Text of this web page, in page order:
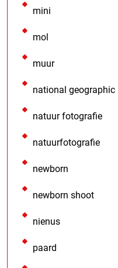
mini
mol
muur
national geographic
natuur fotografie
natuurfotografie
newborn
newborn shoot
nienus
paard